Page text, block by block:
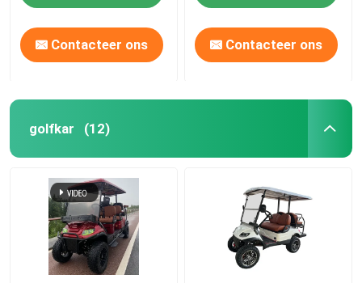
Contacteer ons Contacteer ons
golfkar (12)